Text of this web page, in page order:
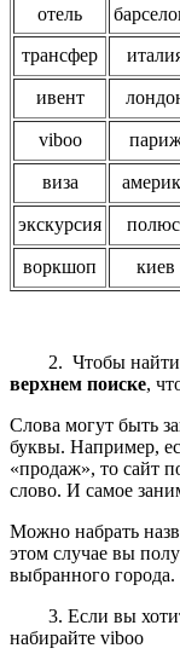
отель
трансфер
ивент
viboo
виза
экскурсия полюс
воркшоп киев
2. Чтобы найти
верхнем поиске,
Слова могут быть
буквы. Например,
«продаж», то сайт
слово. И самое
Можно набрать
этом случае вы
выбранного города.
3. Если вы
набирайте viboo